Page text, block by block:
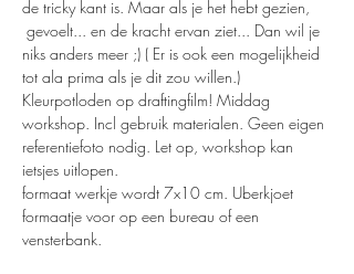
de tricky kant is. Maar als je het hebt gezien,
gevoelt... en de kracht ervan ziet... Dan wil je
niks anders meer ;) ( Er is ook een mogelijkheid
tot ala prima als je dit zou willen.)
Kleurpotloden op draftingfilm! Middag
workshop. Incl gebruik materialen. Geen eigen
referentiefoto nodig. Let op, workshop kan
ietsjes uitlopen.
formaat werkje wordt 7x10 cm. Uberkjoet
formaatje voor op een bureau of een
vensterbank.